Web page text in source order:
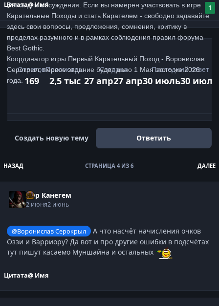
Ветка для обсуждения. Если вы намерен участвовать в игре
Карательные Походы и стать Карателем - свободно задавайте
здесь свои вопросы, предложения, сомнения, критику в
пределах разумного и в рамках соблюдения правил форума
Best Gothic.
Координатор игры Первый Карательный Поход - Воронислав
Серокрыл, первое задание будет дано 1 Мая этого же 2026
года.
Цитата@ Имя 1
Ответов
169
Просмотры
2,5 тыс
Создана
27 апр27 апр
Последний ответ
30 июль30 июль
Развернуть обзор темы
Создать новую тему
Ответить
НАЗАД ДАЛЕЕ
СТРАНИЦА 4 ИЗ 6
Сир Канегем
2 июня2 июнь
@Воронислав Серокрыл
А что насчёт начисления очков
Оззи и Варриору? Да вот и про другие ошибки в подсчётах
тут пишут касаемо Муншайна и остальных
Цитата@ Имя